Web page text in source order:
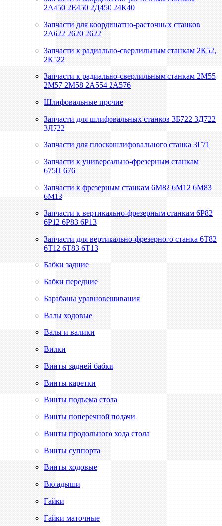
2А450 2Е450 2Д450 24К40
Запчасти для координатно-расточных станков
2А622 2620 2622
Запчасти к радиально-сверлильным станкам 2К52,
2К522
Запчасти к радиально-сверлильным станкам 2М55
2М57 2М58 2А554 2А576
Шлифовальные прочие
Запчасти для шлифовальных станков 3Б722 3Д722
3Л722
Запчасти для плоскошлифовального станка 3Г71
Запчасти к универсально-фрезерным станкам
675П 676
Запчасти к фрезерным станкам 6М82 6М12 6М83
6М13
Запчасти к вертикально-фрезерным станкам 6Р82
6Р12 6Р83 6Р13
Запчасти для вертикально-фрезерного станка 6Т82
6Т12 6Т83 6Т13
Бабки задние
Бабки передние
Барабаны уравновешивания
Валы ходовые
Валы и валики
Вилки
Винты задней бабки
Винты каретки
Винты подъема стола
Винты поперечной подачи
Винты продольного хода стола
Винты суппорта
Винты ходовые
Вкладыши
Гайки
Гайки маточные